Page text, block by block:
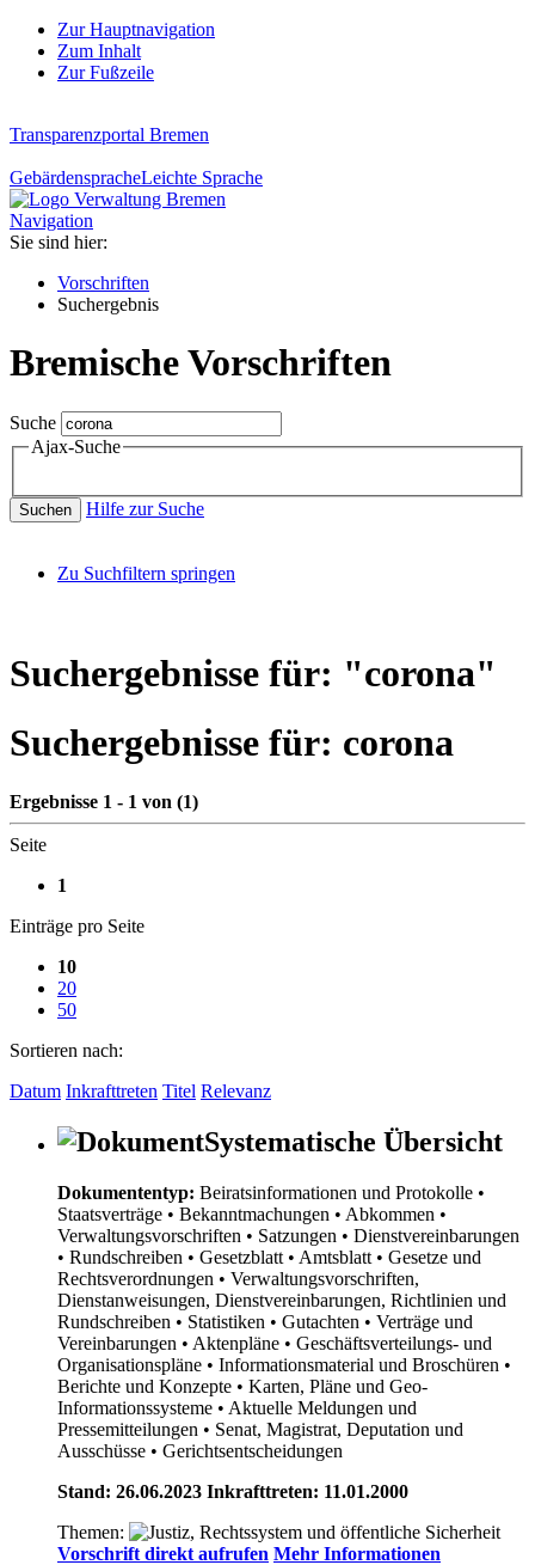
Zur Hauptnavigation
Zum Inhalt
Zur Fußzeile
Transparenzportal Bremen
GebärdenspracheLeichte Sprache
Navigation
Sie sind hier:
Vorschriften
Suchergebnis
Bremische Vorschriften
Suche
Ajax-Suche
Suchen Hilfe zur Suche
Zu Suchfiltern springen
Suchergebnisse für: "corona"
Suchergebnisse für: corona
Ergebnisse 1 - 1 von (1)
Seite
1
Einträge pro Seite
10
20
50
Sortieren nach:
Datum Inkrafttreten Titel Relevanz
Systematische Übersicht
Dokumententyp: Beiratsinformationen und Protokolle •
Staatsverträge • Bekanntmachungen • Abkommen •
Verwaltungsvorschriften • Satzungen • Dienstvereinbarungen
• Rundschreiben • Gesetzblatt • Amtsblatt • Gesetze und
Rechtsverordnungen • Verwaltungsvorschriften,
Dienstanweisungen, Dienstvereinbarungen, Richtlinien und
Rundschreiben • Statistiken • Gutachten • Verträge und
Vereinbarungen • Aktenpläne • Geschäftsverteilungs- und
Organisationspläne • Informationsmaterial und Broschüren •
Berichte und Konzepte • Karten, Pläne und Geo-
Informationssysteme • Aktuelle Meldungen und
Pressemitteilungen • Senat, Magistrat, Deputation und
Ausschüsse • Gerichtsentscheidungen
Stand: 26.06.2023 Inkrafttreten: 11.01.2000
Themen:
Vorschrift direkt aufrufen Mehr Informationen